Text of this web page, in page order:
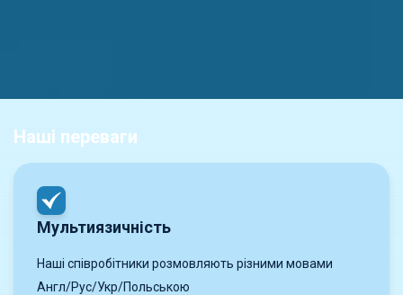
Наші переваги
Мультиязичність
Наші співробітники розмовляють різними мовами
Англ/Рус/Укр/Польською